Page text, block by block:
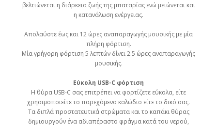
βελτιώνεται η διάρκεια ζωής της μπαταρίας ενώ μειώνεται και
η κατανάλωση ενέργειας.
Απολαύστε έως και 12 ώρες αναπαραγωγής μουσικής με μία
πλήρη φόρτιση.
Μία γρήγορη φόρτιση 5 λεπτών δίνει 2.5 ώρες αναπαραγωγής
μουσικής.
Εύκολη USB-C φόρτιση
Η θύρα USB-C σας επιτρέπει να φορτίζετε εύκολα, είτε
χρησιμοποιείτε το παρεχόμενο καλώδιο είτε το δικό σας.
Τα διπλά προστατευτικά στρώματα και το καπάκι θύρας
δημιουργούν ένα αδιαπέραστο φράγμα κατά του νερού,